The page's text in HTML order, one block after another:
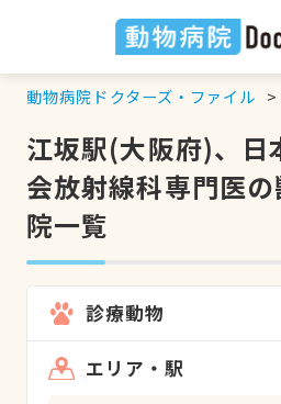
動物病院ドクターズ・ファイル
江坂駅(大阪府)、日
会放射線科専門医
院一覧
診療動物
エリア・駅